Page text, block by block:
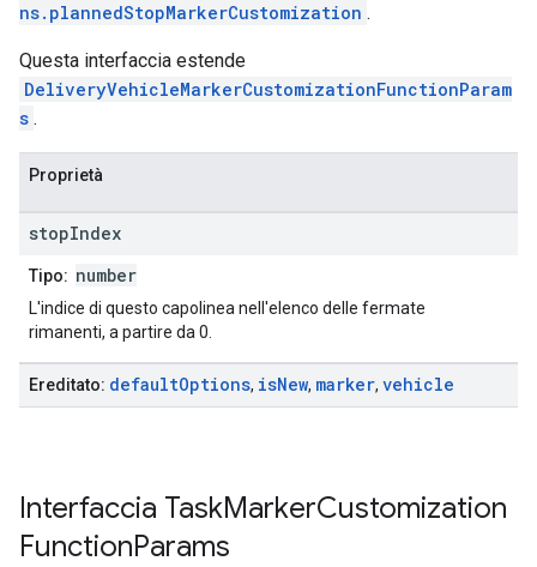
ns.plannedStopMarkerCustomization .
Questa interfaccia estende
DeliveryVehicleMarkerCustomizationFunctionParam
s .
Proprietà
stopIndex
Tipo: number
L'indice di questo capolinea nell'elenco delle fermate
rimanenti, a partire da 0.
Ereditato: defaultOptions, isNew, marker, vehicle
Interfaccia TaskMarkerCustomization
FunctionParams